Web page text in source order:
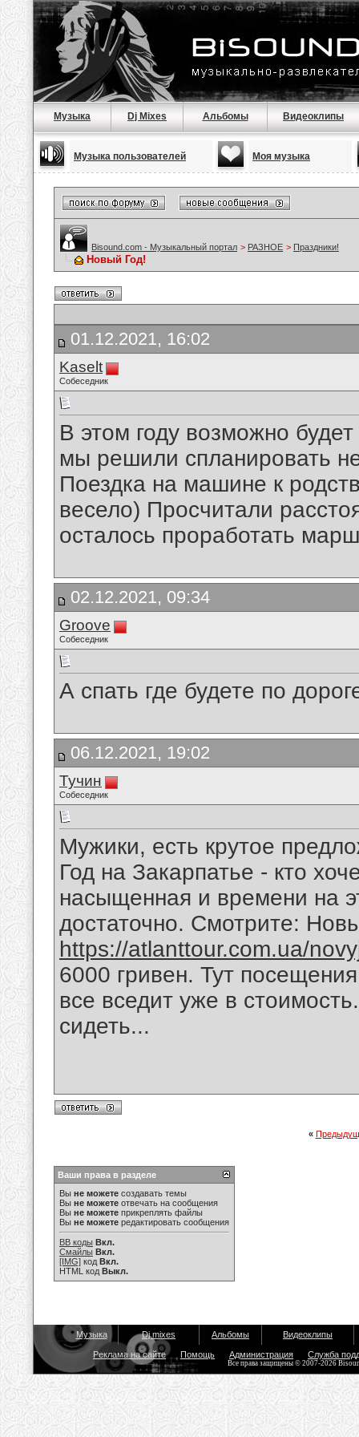
Музыка Dj Mixes Альбомы Видеоклипы
Музыка пользователей Моя музыка
Bisound.com - Музыкальный портал > РАЗНОЕ > Праздники!
Новый Год!
01.12.2021, 16:02
Kaselt
Собеседник
В этом году возможно
мы решили спланировать
Поездка на машине к
весело) Просчитали
осталось проработать
02.12.2021, 09:34
Groove
Собеседник
А спать где будете по
06.12.2021, 19:02
Тучин
Собеседник
Мужики, есть крутое
Год на Закарпатье - кто
насыщенная и времени на
достаточно. Смотрите:
https://atlanttour.com.ua/
6000 гривен. Тут
все вседит уже в
сидеть...
«
Ваши права в разделе
Вы не можете создавать темы
Вы не можете отвечать на сообщения
Вы не можете прикреплять файлы
Вы не можете редактировать сообщения
BB коды Вкл.
Смайлы Вкл.
[IMG] код Вкл.
HTML код Выкл.
Музыка Dj mixes Альбомы Видеоклипы
Реклама на сайте Помощь Администрация Служба
Все права защищены © 2007-2026